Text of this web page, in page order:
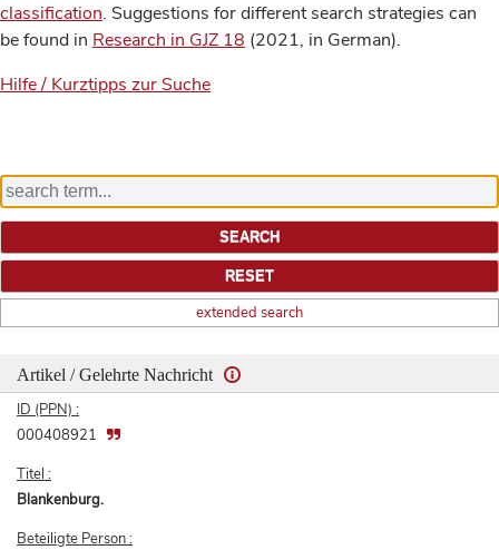
classification. Suggestions for different search strategies can
be found in Research in GJZ 18 (2021, in German).
Hilfe / Kurztipps zur Suche
extended search
Artikel / Gelehrte Nachricht
ID (PPN) :
000408921
Titel :
Blankenburg.
Beteiligte Person :